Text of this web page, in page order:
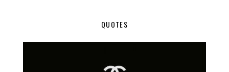
QUOTES